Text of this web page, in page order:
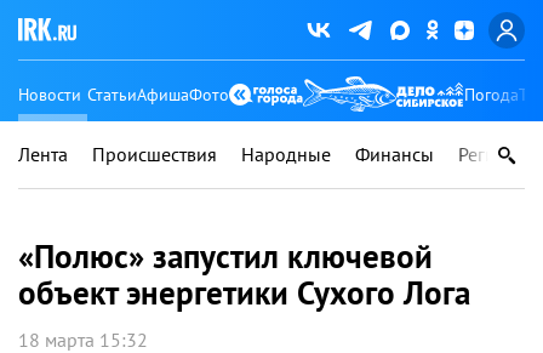
Новости СтатьиАфишаФото Погода
Лента Происшествия Народные Финансы Регионы
«Полюс» запустил ключевой
объект энергетики Сухого Лога
18 марта 15:32